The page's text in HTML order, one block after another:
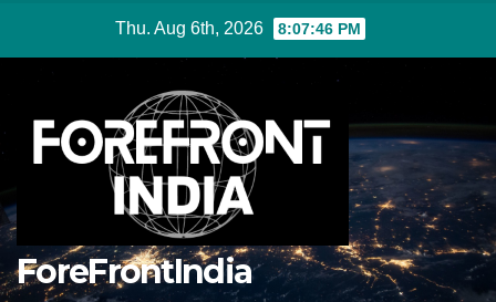
Thu. Aug 6th, 2026 8:07:47 PM
ForeFrontIndia